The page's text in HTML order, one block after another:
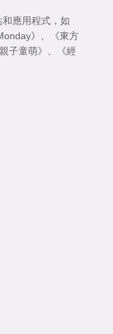
應用程式，如
》 、
《東方
子童萌》 、
《經